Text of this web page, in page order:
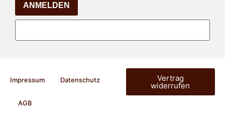
ANMELDEN
Impressum Datenschutz
AGB
Vertrag
widerrufen